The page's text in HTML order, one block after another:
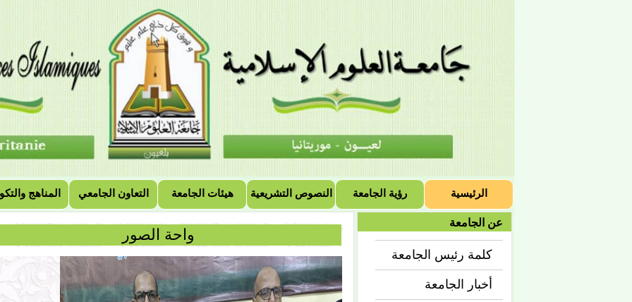
المناهج التعاون الجامعي هيئات الجامعة النصوص التشريعية رؤية الجامعة الرئيسية
واحة الصور
عن الجامعة
كلمة رئيس الجامعة
أخبار الجامعة